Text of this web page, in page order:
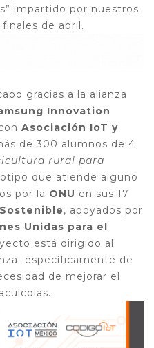
impartido por nuestros
de abril.
gracias a la alianza
Innovation
Asociación IoT y
de 300 alumnos de 4
rural para
que atiende alguno
por la ONU en sus 17
, apoyados por
Unidas para el
está dirigido al
específicamente de
de mejorar el